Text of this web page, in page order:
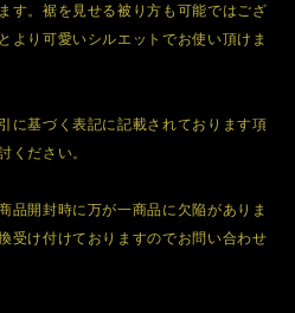
す。裾を見せる被り方も可能ではござ
より可愛いシルエットでお使い頂けま
に基づく表記に記載されております項
ください。
開封時に万が一商品に欠陥がありま
受け付けておりますのでお問い合わせ